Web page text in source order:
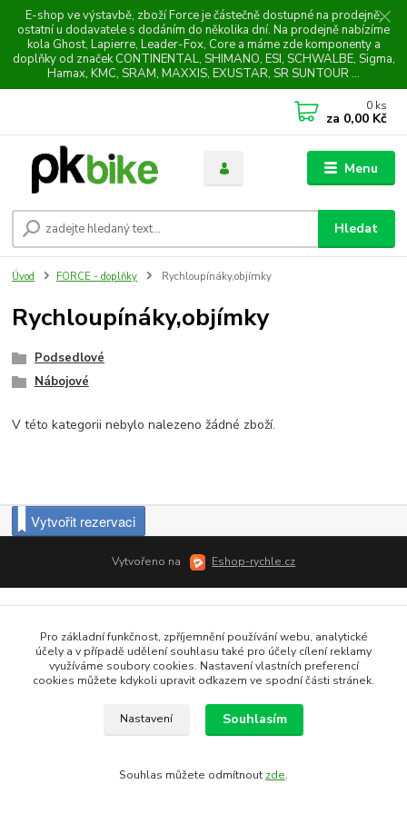
E-shop ve výstavbě, zboží Force je částečně dostupné na prodejně,
ostatní u dodavatele s dodáním do několika dní. Na prodejně nabízíme
kola Ghost, Lapierre, Leader-Fox, Core a máme zde komponenty a
doplňky od značek CONTINENTAL, SHIMANO, ESI, SCHWALBE, Sigma,
Hamax, KMC, SRAM, MAXXIS, EXUSTAR, SR SUNTOUR ...
Menu
Hledat
0 ks
za 0,00 Kč
Úvod FORCE - doplňky Rychloupínáky,objímky
Rychloupínáky,objímky
Podsedlové
Nábojové
V této kategorii nebylo nalezeno žádné zboží.
Vytvořit rezervaci
Vytvořeno na Eshop-rychle.cz
Pro základní funkčnost, zpříjemnění používání webu, analytické
účely a v případě udělení souhlasu také pro účely cílení reklamy
využíváme soubory cookies. Nastavení vlastních preferencí
cookies můžete kdykoli upravit odkazem ve spodní části stránek.
Nastavení Souhlasím
Souhlas můžete odmítnout zde.